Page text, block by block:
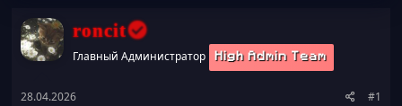
ы
л
а
roncit
Главный Администратор High Admin Team
28.04.2026 #1